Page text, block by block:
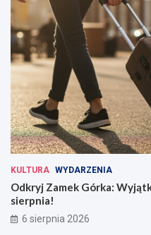
KULTURA WYDARZENIA
Odkryj Zamek Górka:
sierpnia!
6 sierpnia 2026